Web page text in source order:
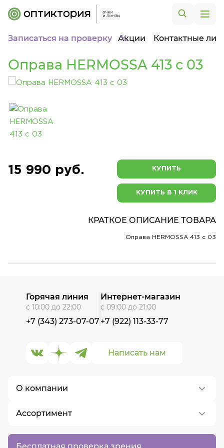
Записаться на проверку Акции Контактные
Оправа HERMOSSA 413 c 03
15 990 руб. КУПИТЬ
КУПИТЬ В 1 КЛИК
КРАТКОЕ ОПИСАНИЕ ТОВАРА
Оправа HERMOSSA 413 c 03
Бесплатная проверка зрения
О компании
О нас
Контакты
Ассортимент
Написать нам
Горячая линия
с 10:00 до 22:00
+7 (343) 273-07-07
Интернет-магазин
с 09:00 до 21:00
+7 (922) 113-33-77